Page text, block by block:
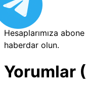
Hesaplarımıza
haberdar olun.
Yorumlar